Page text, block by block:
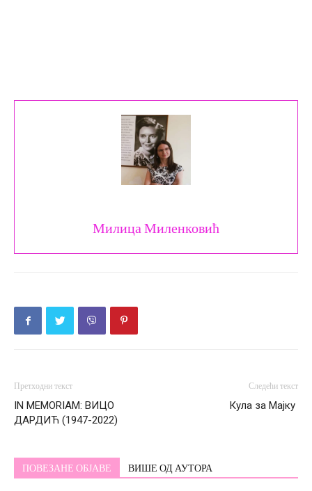
Милица Миленковић
Претходни текст
IN MEMORIAM: ВИЦО
ДАРДИЋ (1947-2022)
Следећи текст
Кула за Мајку
ПОВЕЗАНЕ ОБЈАВЕ ВИШЕ ОД АУТОРА